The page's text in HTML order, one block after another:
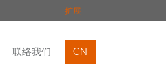
扩展
联络我们
联络我们 CN